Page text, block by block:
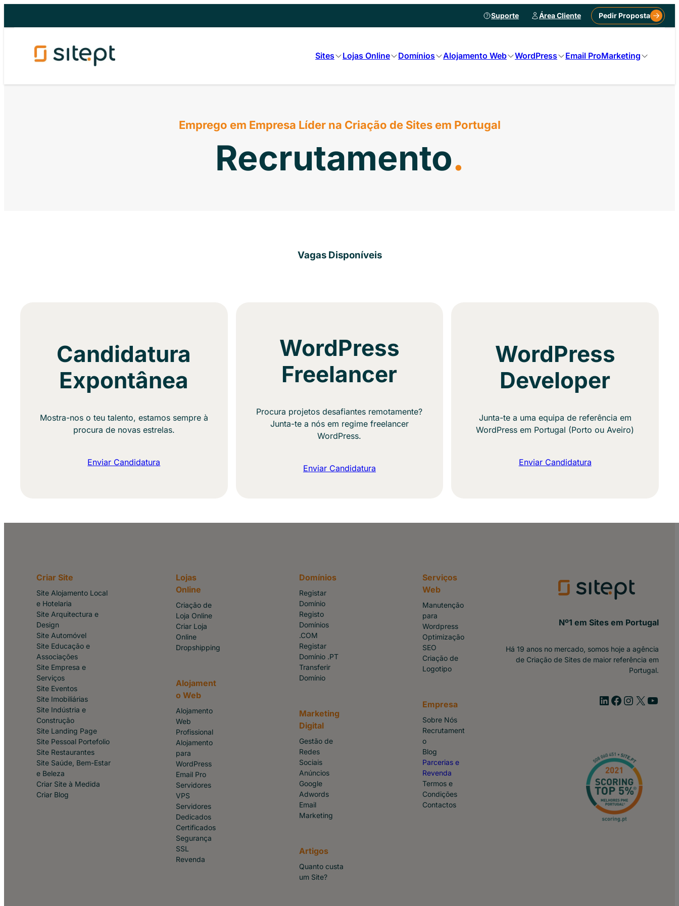
conteúdo
Suporte Área Cliente Pedir Proposta
Sites Lojas Online Domínios Alojamento Web WordPress Email ProMarketing
Emprego em Empresa Líder na Criação de Sites em Portugal
Recrutamento.
Vagas Disponíveis
Candidatura
Expontânea
Mostra-nos o teu talento, estamos sempre à
procura de novas estrelas.
Enviar Candidatura
WordPress
Freelancer
Procura projetos desafiantes remotamente?
Junta-te a nós em regime freelancer
WordPress.
Enviar Candidatura
WordPress
Developer
Junta-te a uma equipa de referência em
WordPress em Portugal (Porto ou Aveiro)
Enviar Candidatura
Criar Site
Site Alojamento Local
e Hotelaria
Site Arquitectura e
Design
Site Automóvel
Site Educação e
Associações
Site Empresa e
Serviços
Site Eventos
Site Imobiliárias
Site Indústria e
Construção
Site Landing Page
Site Pessoal Portefolio
Site Restaurantes
Site Saúde, Bem-Estar
e Beleza
Criar Site à Medida
Criar Blog
Lojas
Online
Criação de
Loja Online
Criar Loja
Online
Dropshipping
Alojament
o Web
Alojamento
Web
Profissional
Alojamento
para
WordPress
Email Pro
Servidores
VPS
Servidores
Dedicados
Certificados
Segurança
SSL
Revenda
Domínios
Registar
Domínio
Registo
Domínios
.COM
Registar
Domínio .PT
Transferir
Domínio
Marketing
Digital
Gestão de
Redes
Sociais
Anúncios
Google
Adwords
Email
Marketing
Artigos
Quanto custa
um Site?
Serviços
Web
Manutenção
para
Wordpress
Optimização
SEO
Criação de
Logotipo
Empresa
Sobre Nós
Recrutament
o
Blog
Parcerias e
Revenda
Termos e
Condições
Contactos
Nº1 em Sites em Portugal
Há 19 anos no mercado, somos hoje a agência
de Criação de Sites de maior referência em
Portugal.
Linkedin Facebook Instagram https://x.com/site_pt YouTube